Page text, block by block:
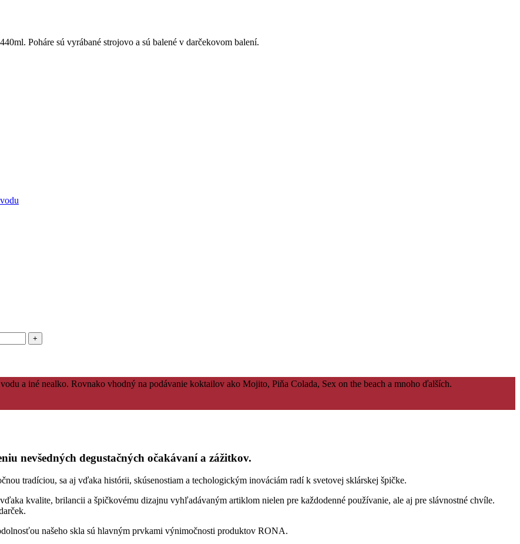
Poháre sú vyrábané strojovo a sú balené v darčekovom balení.
a iné nealko. Rovnako vhodný na podávanie koktailov ako Mojito, Piňa Colada, Sex on the beach a mnoho ďalších.
nevšedných degustačných očakávaní a zážitkov.
tradíciou, sa aj vďaka histórii, skúsenostiam a techologickým inováciám radí k svetovej sklárskej špičke.
kvalite, brilancii a špičkovému dizajnu vyhľadávaným artiklom nielen pre každodenné používanie, ale aj pre slávnostné chvíle.
našeho skla sú hlavným prvkami výnimočnosti produktov RONA.